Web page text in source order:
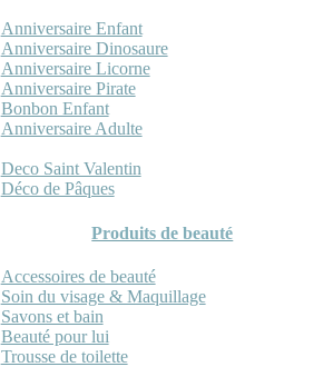
Anniversaire Enfant
Anniversaire Dinosaure
Anniversaire Licorne
Anniversaire Pirate
Bonbon Enfant
Anniversaire Adulte
Deco Saint Valentin
Déco de Pâques
Produits de beauté
Accessoires de beauté
Soin du visage & Maquillage
Savons et bain
Beauté pour lui
Trousse de toilette